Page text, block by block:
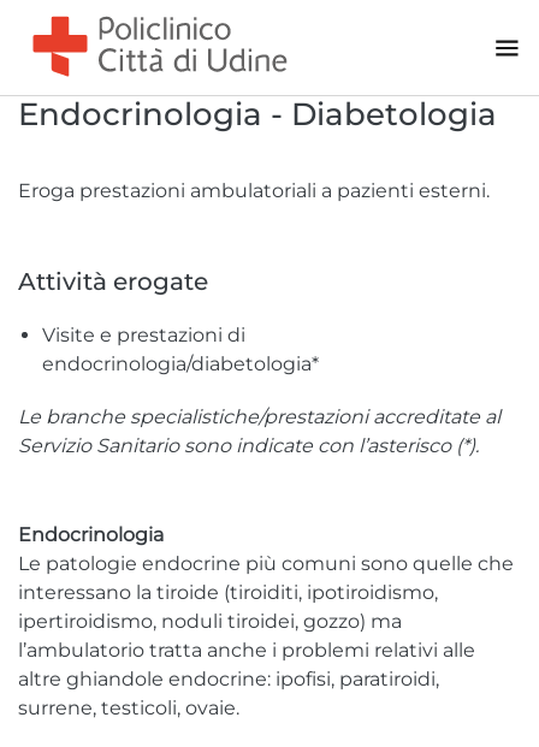
Endocrinologia - Diabetologia
Eroga prestazioni ambulatoriali a pazienti esterni.
Attività erogate
Visite e prestazioni di
endocrinologia/diabetologia*
Le branche specialistiche/prestazioni accreditate al
Servizio Sanitario sono indicate con l’asterisco (*).
Endocrinologia
Le patologie endocrine più comuni sono quelle che
interessano la tiroide (tiroiditi, ipotiroidismo,
ipertiroidismo, noduli tiroidei, gozzo) ma
l’ambulatorio tratta anche i problemi relativi alle
altre ghiandole endocrine: ipofisi, paratiroidi,
surrene, testicoli, ovaie.